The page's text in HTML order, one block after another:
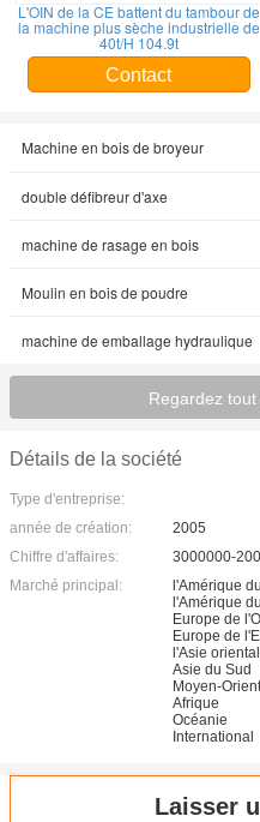
L'OIN de la CE battent du tambour de
la machine plus sèche industrielle de
40t/H 104.9t
Contact
Machine en bois de broyeur
double défibreur d'axe
machine de rasage en bois
Moulin en bois de poudre
machine de emballage hydraulique
Regardez
Détails de la société
Type d'entreprise:
année de création:
2005
Chiffre d'affaires:
3000000-
Marché principal:
l'Amérique
l'Amérique
Europe de
Europe de
l'Asie
Asie du Sud
Moyen-Orient
Afrique
Océanie
International
Laisser